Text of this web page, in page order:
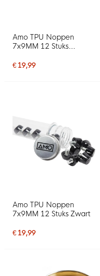
Amo TPU Noppen
7x9MM 12 Stuks
€ 19,99
Amo TPU Noppen
7x9MM 12 Stuks Zwart
€ 19,99